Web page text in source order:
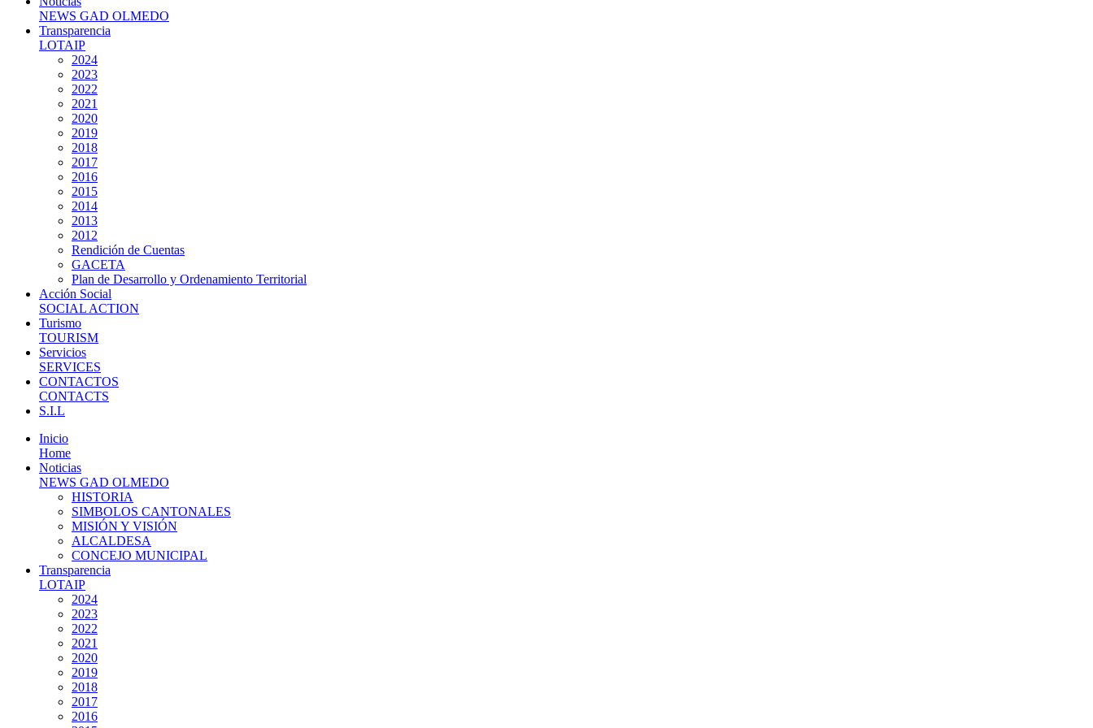
NEWS GAD OLMEDO
Transparencia
LOTAIP
2024
2023
2022
2021
2020
2019
2018
2017
2016
2015
2014
2013
2012
Rendición de Cuentas
GACETA
Plan de Desarrollo y Ordenamiento Territorial
Acción Social
SOCIAL ACTION
Turismo
TOURISM
Servicios
SERVICES
CONTACTOS
CONTACTS
S.I.L
Inicio
Home
Noticias
NEWS GAD OLMEDO
HISTORIA
SIMBOLOS CANTONALES
MISIÓN Y VISIÓN
ALCALDESA
CONCEJO MUNICIPAL
Transparencia
LOTAIP
2024
2023
2022
2021
2020
2019
2018
2017
2016